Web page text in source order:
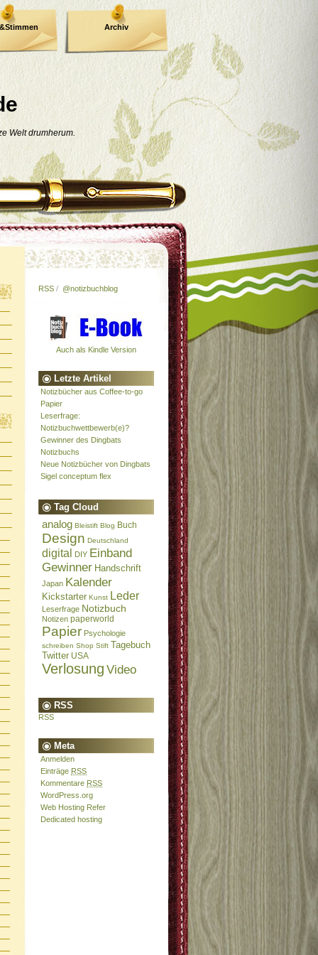
Welt drumherum.
Archiv
RSS / @notizbuchblog
Auch als Kindle Version
Letzte Artikel
Notizbücher aus Coffee-to-go
Papier
Leserfrage:
Notizbuchwettbewerb(e)?
Gewinner des Dingbats
Notizbuchs
Neue Notizbücher von Dingbats
Sigel conceptum flex
Tag Cloud
analog Bleistift Blog Buch
Design Deutschland
digital DIY Einband
Gewinner Handschrift
Japan Kalender
Kickstarter Kunst Leder
Leserfrage Notizbuch
Notizen paperworld
Papier Psychologie
schreiben Shop Stift Tagebuch
Twitter USA
Verlosung Video
RSS
RSS
Meta
Anmelden
Einträge RSS
Kommentare RSS
WordPress.org
Web Hosting Refer
Dedicated hosting